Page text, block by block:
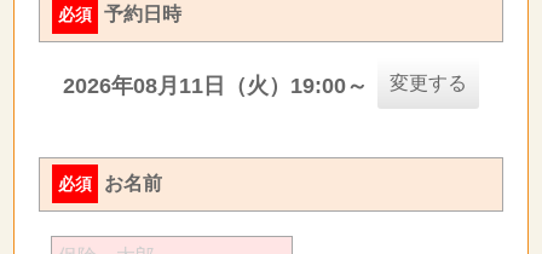
必須 予約日時
2026年08月11日（火）19:00～ 変更する
必須 お名前